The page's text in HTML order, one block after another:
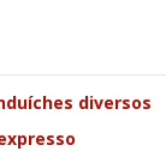
diversos